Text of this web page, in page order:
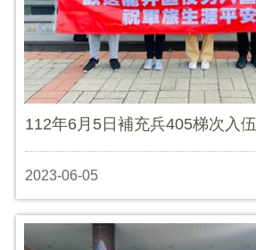
112年6月5日補充兵405梯次入伍
2023-06-05